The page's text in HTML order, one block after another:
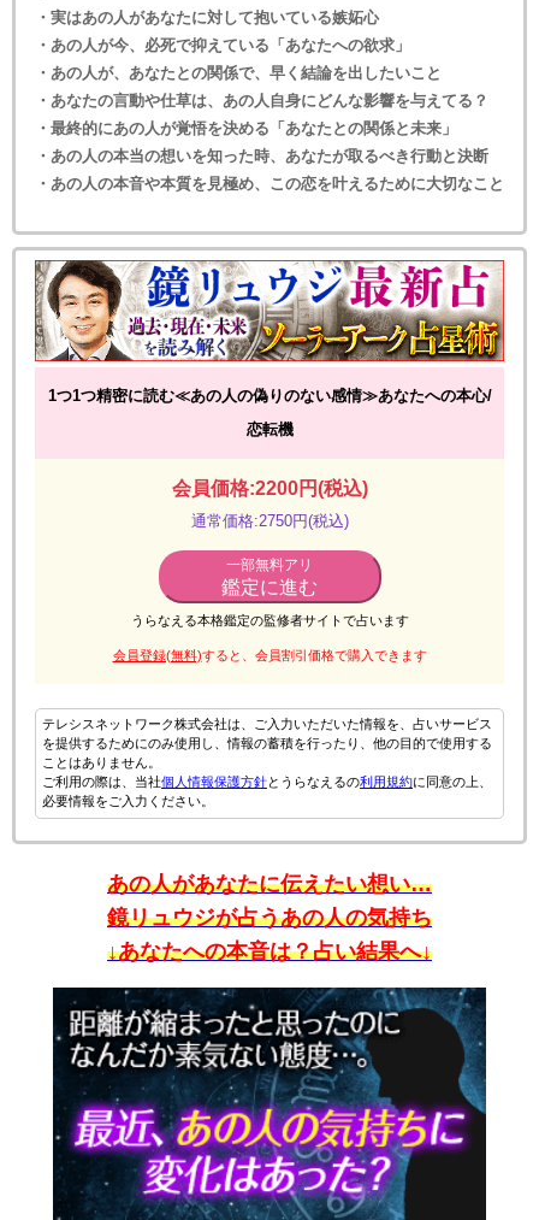
・実はあの人があなたに対して抱いている嫉妬心
・あの人が今、必死で抑えている「あなたへの欲求」
・あの人が、あなたとの関係で、早く結論を出したいこと
・あなたの言動や仕草は、あの人自身にどんな影響を与えてる？
・最終的にあの人が覚悟を決める「あなたとの関係と未来」
・あの人の本当の想いを知った時、あなたが取るべき行動と決断
・あの人の本音や本質を見極め、この恋を叶えるために大切なこと
1つ1つ精密に読む≪あの人の偽りのない感情≫あなたへの本心/
恋転機
会員価格:2200円(税込)
通常価格:2750円(税込)
一部無料アリ
鑑定に進む
うらなえる本格鑑定の監修者サイトで占います
会員登録(無料)すると、会員割引価格で購入できます
テレシスネットワーク株式会社は、ご入力いただいた情報を、占いサービス
を提供するためにのみ使用し、情報の蓄積を行ったり、他の目的で使用する
ことはありません。
ご利用の際は、当社個人情報保護方針とうらなえるの利用規約に同意の上、
必要情報をご入力ください。
あの人があなたに伝えたい想い…
鏡リュウジが占うあの人の気持ち
↓あなたへの本音は？占い結果へ↓